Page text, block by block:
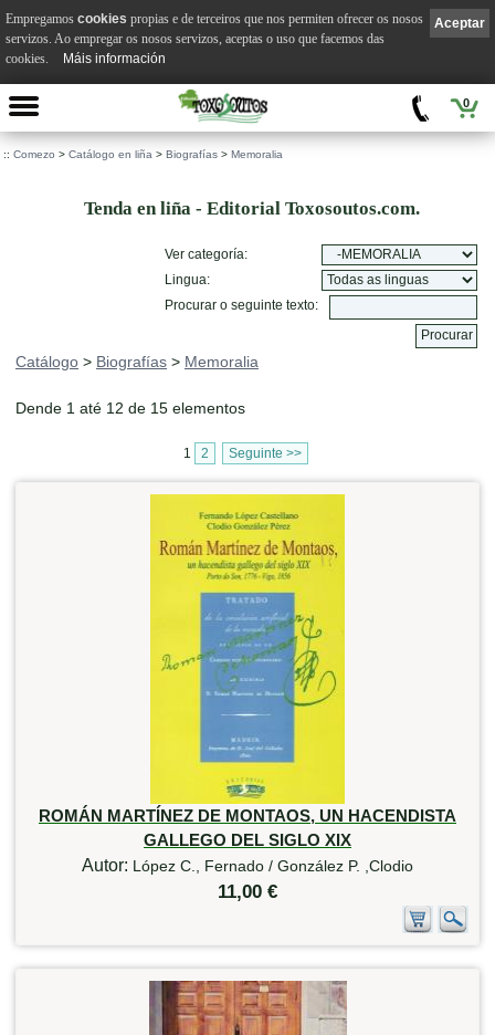
0
:: Comezo > Catálogo en liña > Biografías > Memoralia
Tenda en liña - Editorial Toxosoutos.com.
Ver categoría:
Lingua:
Procurar o seguinte texto:
Catálogo > Biografías > Memoralia
Dende 1 até 12 de 15 elementos
1 2 Seguinte >>
ROMÁN MARTÍNEZ DE MONTAOS, UN HACENDISTA
GALLEGO DEL SIGLO XIX
Autor: López C., Fernado / González P. ,Clodio
11,00 €
Aceptar
Empregamos cookies propias e de terceiros que nos permiten ofrecer os nosos
servizos. Ao empregar os nosos servizos, aceptas o uso que facemos das
cookies.
Máis información